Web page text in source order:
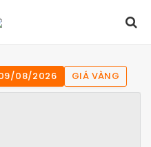
09/08/2026 GIÁ VÀNG